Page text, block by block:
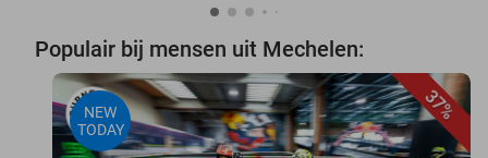
Populair bij mensen uit Mechelen:
37%
NEW
TODAY